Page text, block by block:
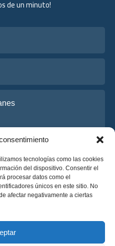
tecnologías como las cookies
del dispositivo. Consentir el
procesar datos como el
únicos en este sitio. No
afectar negativamente a ciertas
de un minuto!
de Privacidadde OsaBus.